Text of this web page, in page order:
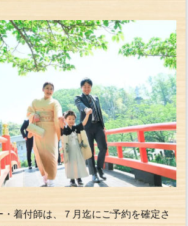
・着付師は、７月迄にご予約を確定さ